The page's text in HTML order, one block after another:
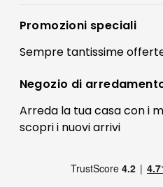
Preferenze Cookies
Termini e condizioni
Contatti
FAQ
Pagamenti
Registrati
Il mio account
Promozioni speciali
Sempre tantissime
Negozio di
Arreda la tua casa con i
scopri i nuovi arrivi